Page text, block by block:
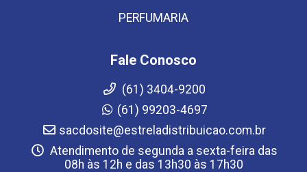
PERFUMARIA
Fale Conosco
(61) 3404-9200
(61) 99203-4697
sacdosite@estreladistribuicao.com.br
Atendimento de segunda a sexta-feira das
08h às 12h e das 13h30 às 17h30